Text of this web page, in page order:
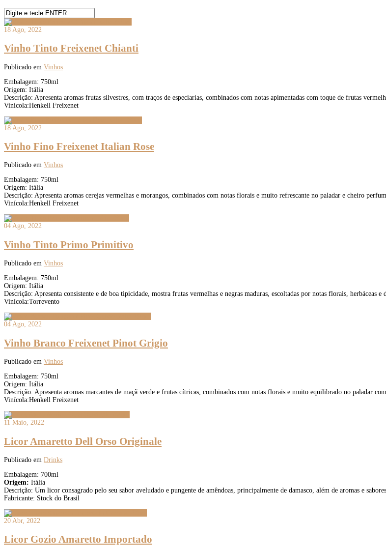
18 Ago, 2022
Vinho Tinto Freixenet Chianti
Publicado em Vinhos
Embalagem: 750ml
Origem: Itália
Descrição: Apresenta aromas frutas silvestres, com traços de especiarias, combinados com notas apimentadas com toque de frutas
Vinícola:Henkell Freixenet
18 Ago, 2022
Vinho Fino Freixenet Italian Rose
Publicado em Vinhos
Embalagem: 750ml
Origem: Itália
Descrição: Apresenta aromas cerejas vermelhas e morangos, combinados com notas florais e muito refrescante no paladar e cheiro
Vinícola:Henkell Freixenet
04 Ago, 2022
Vinho Tinto Primo Primitivo
Publicado em Vinhos
Embalagem: 750ml
Origem: Itália
Descrição: Apresenta consistente e de boa tipicidade, mostra frutas vermelhas e negras maduras, escoltadas por notas florais, herbáceas e
Vinícola:Torrevento
04 Ago, 2022
Vinho Branco Freixenet Pinot Grigio
Publicado em Vinhos
Embalagem: 750ml
Origem: Itália
Descrição: Apresenta aromas marcantes de maçã verde e frutas cítricas, combinados com notas florais e muito equilibrado no paladar
Vinícola:Henkell Freixenet
11 Maio, 2022
Licor Amaretto Dell Orso Originale
Publicado em Drinks
Embalagem: 700ml
Origem: Itália
Descrição: Um licor consagrado pelo seu sabor aveludado e pungente de amêndoas, principalmente de damasco, além de aromas e
Fabricante: Stock do Brasil
20 Abr, 2022
Licor Gozio Amaretto Importado